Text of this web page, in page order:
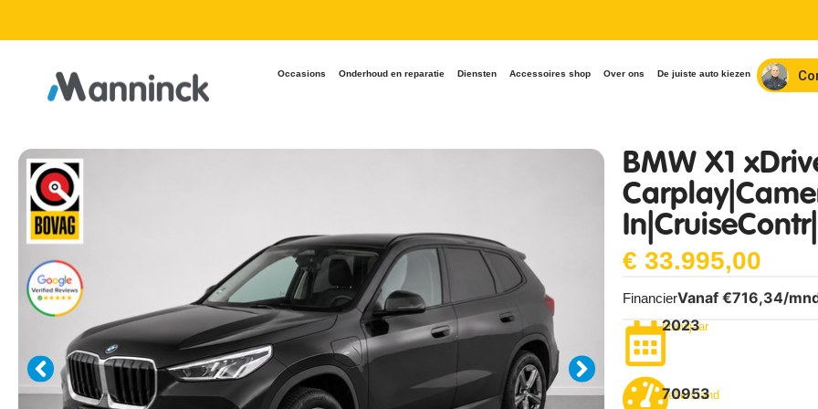
Occasions Onderhoud en reparatie Diensten Accessoires shop Over ons De juiste auto kiezen
BMW X1
In|CruiseContr|
€ 33.995,00
FinancierVanaf €716,34/
bouwjaar
2023
Tellerstand
70953